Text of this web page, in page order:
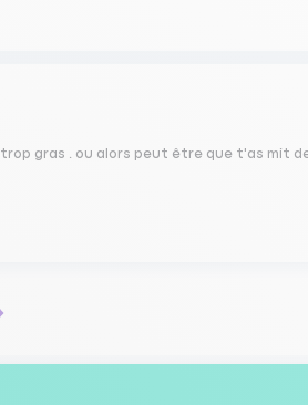
gras . ou alors peut être que t'as mit